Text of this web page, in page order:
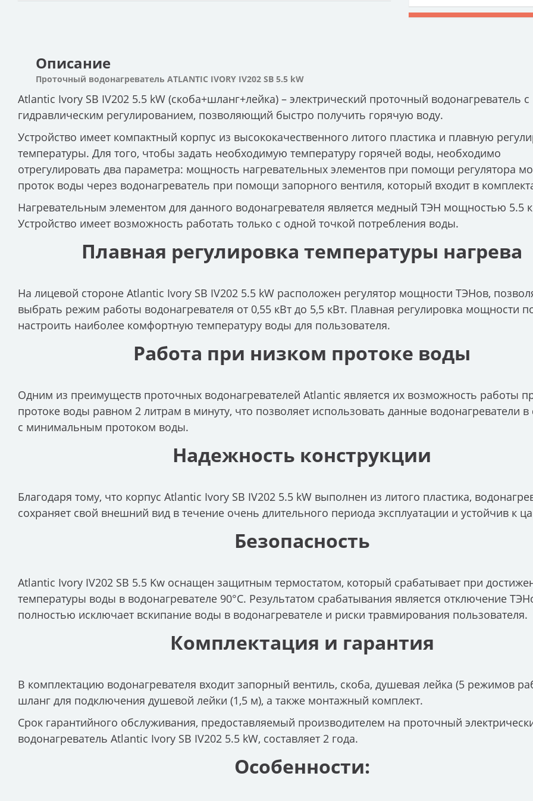
Описание
Проточный водонагреватель ATLANTIC IVORY IV202 SB 5.5 kW
Atlantic Ivory SB IV202 5.5 kW (скоба+шланг+лейка) – электрический проточный водонагреватель с
гидравлическим регулированием, позволяющий быстро получить горячую воду.
Устройство имеет компактный корпус из высококачественного литого пластика и плавную
температуры. Для того, чтобы задать необходимую температуру горячей воды, необходимо
отрегулировать два параметра: мощность нагревательных элементов при помощи регулятора
проток воды через водонагреватель при помощи запорного вентиля, который входит в
Нагревательным элементом для данного водонагревателя является медный ТЭН мощностью 5.5
Устройство имеет возможность работать только с одной точкой потребления воды.
Плавная регулировка температуры нагрева
На лицевой стороне Atlantic Ivory SB IV202 5.5 kW расположен регулятор мощности ТЭНов,
выбрать режим работы водонагревателя от 0,55 кВт до 5,5 кВт. Плавная регулировка мощности
настроить наиболее комфортную температуру воды для пользователя.
Работа при низком протоке воды
Одним из преимуществ проточных водонагревателей Atlantic является их возможность работы
протоке воды равном 2 литрам в минуту, что позволяет использовать данные водонагреватели в
с минимальным протоком воды.
Надежность конструкции
Благодаря тому, что корпус Atlantic Ivory SB IV202 5.5 kW выполнен из литого пластика,
сохраняет свой внешний вид в течение очень длительного периода эксплуатации и устойчив к
Безопасность
Atlantic Ivory IV202 SB 5.5 Kw оснащен защитным термостатом, который срабатывает при
температуры воды в водонагревателе 90°С. Результатом срабатывания является отключение
полностью исключает вскипание воды в водонагревателе и риски травмирования пользователя.
Комплектация и гарантия
В комплектацию водонагревателя входит запорный вентиль, скоба, душевая лейка (5 режимов
шланг для подключения душевой лейки (1,5 м), а также монтажный комплект.
Срок гарантийного обслуживания, предоставляемый производителем на проточный
водонагреватель Atlantic Ivory SB IV202 5.5 kW, составляет 2 года.
Особенности: